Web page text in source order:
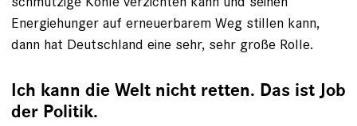
Energiehunger auf erneuerbarem Weg stillen kann,
dann hat Deutschland eine sehr, sehr große Rolle.
Ich kann die Welt nicht retten. Das ist Job
der Politik.